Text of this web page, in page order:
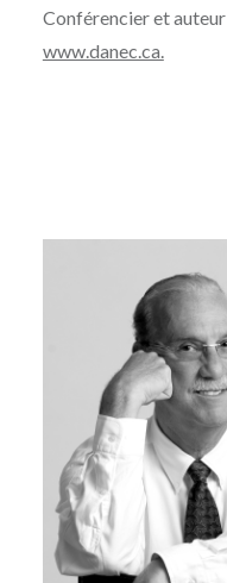
Conférencier et auteur
www.danec.ca.